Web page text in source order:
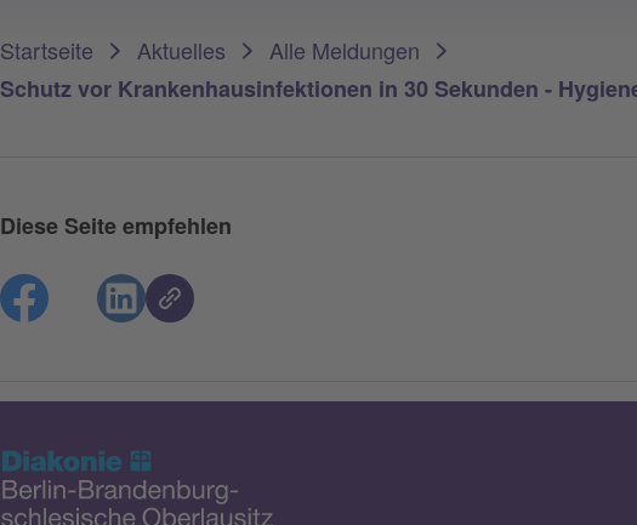
Startseite Aktuelles
Alle Meldungen
Schutz vor Krankenhausinfektionen in 30 Sekunden -
Diese Seite empfehlen